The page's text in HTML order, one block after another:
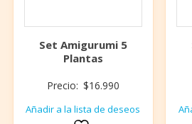
Set Amigurumi 5
Plantas
Precio: $16.990
Añadir a la lista de deseos